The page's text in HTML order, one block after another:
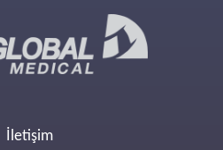
İletişim